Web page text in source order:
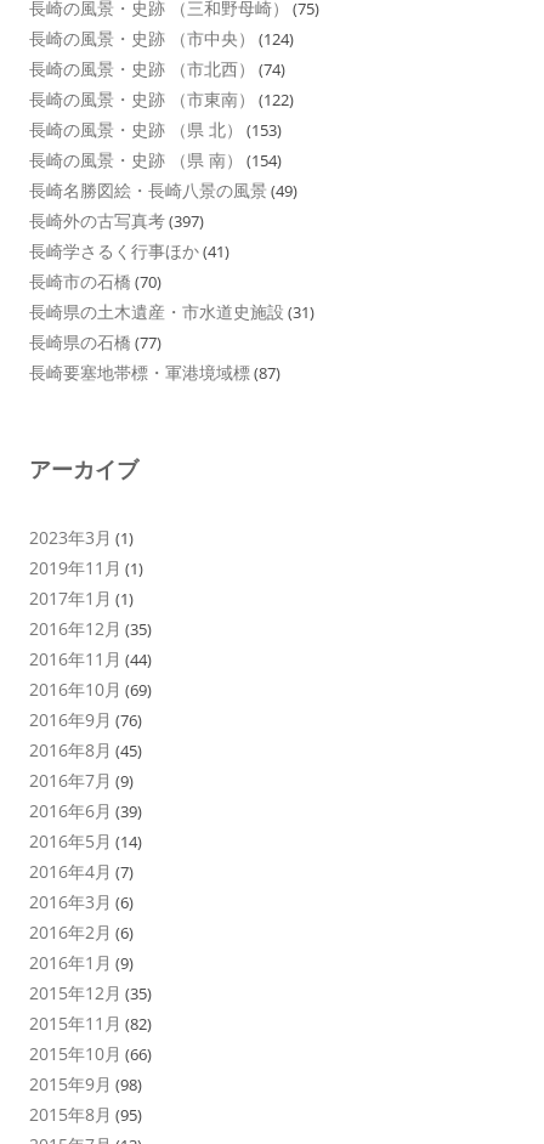
長崎の風景・史跡 （三和野母崎） (75)
長崎の風景・史跡 （市中央） (124)
長崎の風景・史跡 （市北西） (74)
長崎の風景・史跡 （市東南） (122)
長崎の風景・史跡 （県 北） (153)
長崎の風景・史跡 （県 南） (154)
長崎名勝図絵・長崎八景の風景 (49)
長崎外の古写真考(397)
長崎学さるく行事ほか(41)
長崎市の石橋 (70)
長崎県の土木遺産・市水道史施設 (31)
長崎県の石橋 (77)
長崎要塞地帯標・軍港境域標(87)
アーカイブ
2023年3月 (1)
2019年11月 (1)
2017年1月 (1)
2016年12月 (35)
2016年11月 (44)
2016年10月 (69)
2016年9月 (76)
2016年8月 (45)
2016年7月 (9)
2016年6月 (39)
2016年5月 (14)
2016年4月 (7)
2016年3月 (6)
2016年2月 (6)
2016年1月 (9)
2015年12月 (35)
2015年11月 (82)
2015年10月 (66)
2015年9月 (98)
2015年8月 (95)